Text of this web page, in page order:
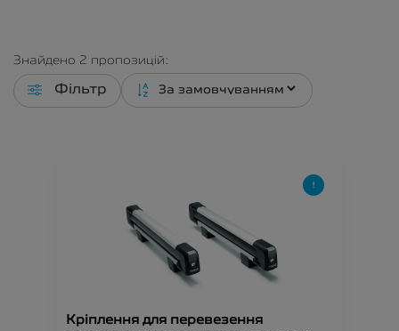
Знайдено 2 пропозицій:
Фільтр
Кріплення для перевезення